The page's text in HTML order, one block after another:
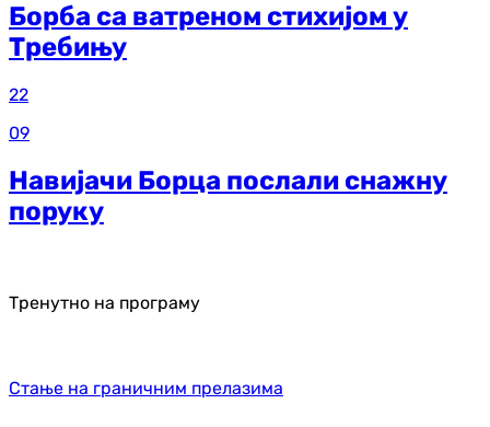
Борба са ватреном стихијом у
Требињу
22
09
Навијачи Борца послали снажну
поруку
Тренутно на програму
Стање на граничним прелазима